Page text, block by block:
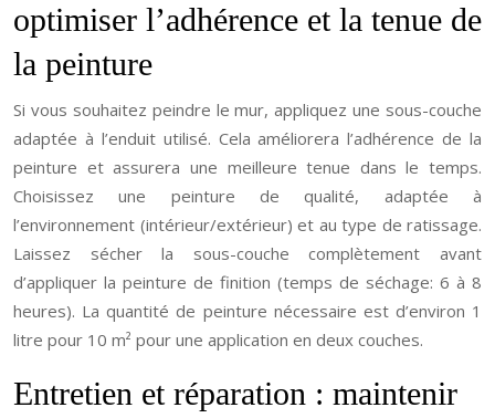
optimiser l’adhérence et la tenue de
la peinture
Si vous souhaitez peindre le mur, appliquez une sous-couche
adaptée à l’enduit utilisé. Cela améliorera l’adhérence de la
peinture et assurera une meilleure tenue dans le temps.
Choisissez une peinture de qualité, adaptée à
l’environnement (intérieur/extérieur) et au type de ratissage.
Laissez sécher la sous-couche complètement avant
d’appliquer la peinture de finition (temps de séchage: 6 à 8
heures). La quantité de peinture nécessaire est d’environ 1
litre pour 10 m² pour une application en deux couches.
Entretien et réparation : maintenir